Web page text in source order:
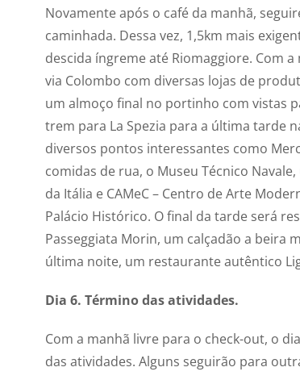
Novamente após o café da manhã,
caminhada. Dessa vez, 1,5km mais
descida íngreme até Riomaggiore. Com
via Colombo com diversas lojas de
um almoço final no portinho com vistas
trem para La Spezia para a última tarde
diversos pontos interessantes como
comidas de rua, o Museu Técnico
da Itália e CAMeC – Centro de Arte
Palácio Histórico. O final da tarde será
Passeggiata Morin, um calçadão a beira
última noite, um restaurante autêntico
Dia 6. Término das atividades.
Com a manhã livre para o check-out, o
das atividades. Alguns seguirão para